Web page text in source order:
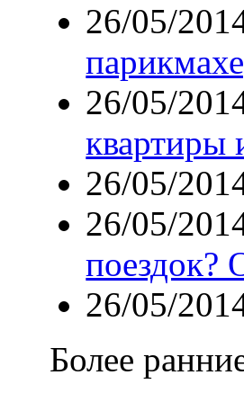
26/05/
26/05/
квартиры
26/05/
26/05/
поездок?
26/05/
Более